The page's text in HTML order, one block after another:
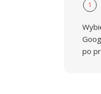
1
po